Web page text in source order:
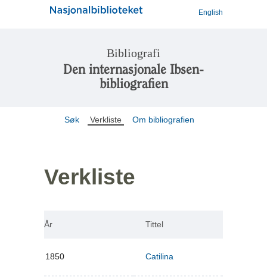
English
Bibliografi
Den internasjonale Ibsen-
bibliografien
Søk Verkliste Om bibliografien
Verkliste
År Tittel
1850 Catilina